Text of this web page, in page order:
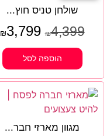
שולחן טניס חוץ...
₪4,399
₪3,799
הוספה לסל
מגוון מארזי חבר...